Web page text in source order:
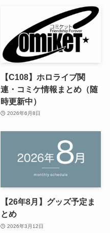
【C108】ホロライブ関
連・コミケ情報まとめ（随
時更新中）
2026年6月8日
【26年8月】グッズ予定ま
とめ
2026年3月12日